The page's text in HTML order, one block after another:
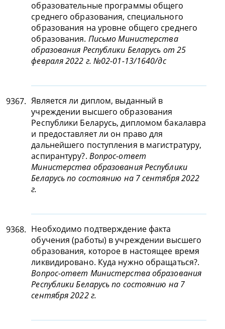
образовательные программы общего
среднего образования, специального
образования на уровне общего среднего
образования. Письмо Министерства
образования Республики Беларусь от 25
февраля 2022 г. №02-01-13/1640/дс
9367. Является ли диплом, выданный в
учреждении высшего образования
Республики Беларусь, дипломом бакалавра
и предоставляет ли он право для
дальнейшего поступления в магистратуру,
аспирантуру?. Вопрос-ответ
Министерства образования Республики
Беларусь по состоянию на 7 сентября 2022
г.
9368. Необходимо подтверждение факта
обучения (работы) в учреждении высшего
образования, которое в настоящее время
ликвидировано. Куда нужно обращаться?.
Вопрос-ответ Министерства образования
Республики Беларусь по состоянию на 7
сентября 2022 г.